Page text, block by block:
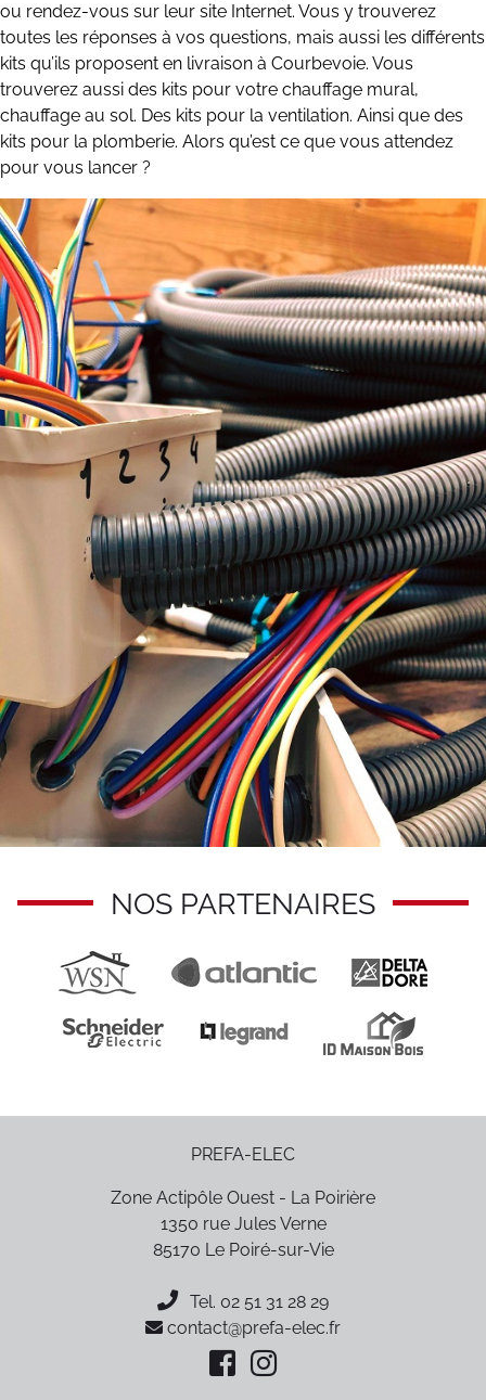
ou rendez-vous sur leur site Internet. Vous y trouverez
toutes les réponses à vos questions, mais aussi les différents
kits qu’ils proposent en livraison à Courbevoie. Vous
trouverez aussi des kits pour votre chauffage mural,
chauffage au sol. Des kits pour la ventilation. Ainsi que des
kits pour la plomberie. Alors qu’est ce que vous attendez
pour vous lancer ?
NOS PARTENAIRES
PREFA-ELEC
Zone Actipôle Ouest - La Poirière
1350 rue Jules Verne
85170 Le Poiré-sur-Vie
Tel. 02 51 31 28 29
contact@prefa-elec.fr